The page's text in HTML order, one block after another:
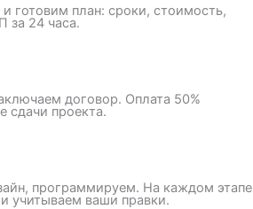
готовим план: сроки, стоимость,
за 24 часа.
договор. Оплата 50%
сдачи проекта.
программируем. На каждом этапе
учитываем ваши правки.